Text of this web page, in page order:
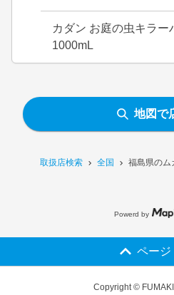
取扱店検索 全国 福島県のム
カダン お庭の虫キラー
1000mL
地図で
Powerd by
ページ
Copyright ©